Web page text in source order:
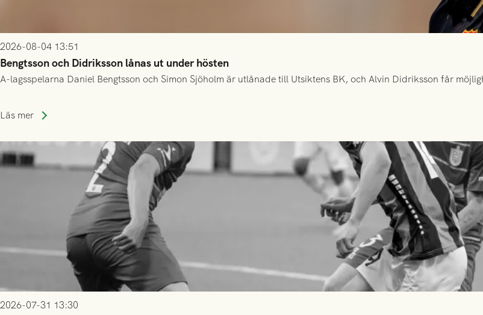
2026-08-04 13:51
Bengtsson och Didriksson lånas ut under hösten
A-lagsspelarna Daniel Bengtsson och Simon Sjöholm är utlånade till Utsiktens BK, och Alvin Didriksson får
Läs mer
2026-07-31 13:30